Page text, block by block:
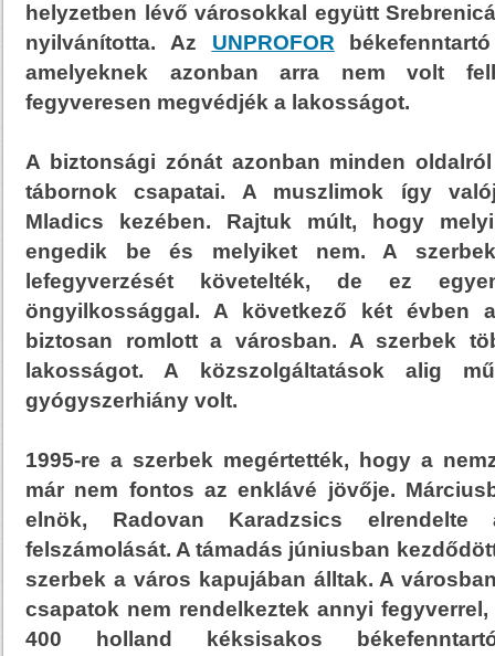
helyzetben lévő városokkal együtt
nyilvánította. Az UNPROFOR
amelyeknek azonban arra nem volt
fegyveresen megvédjék a lakosságot.
A biztonsági zónát azonban minden
tábornok csapatai. A muszlimok így
Mladics kezében. Rajtuk múlt, hogy
engedik be és melyiket nem. A
lefegyverzését követelték, de ez
öngyilkossággal. A következő két évben
biztosan romlott a városban. A szerbek
lakosságot. A közszolgáltatások alig
gyógyszerhiány volt.
1995-re a szerbek megértették, hogy a
már nem fontos az enklávé jövője.
elnök, Radovan Karadzsics
felszámolását. A támadás júniusban
szerbek a város kapujában álltak. A
csapatok nem rendelkeztek annyi
400 holland kéksisakos